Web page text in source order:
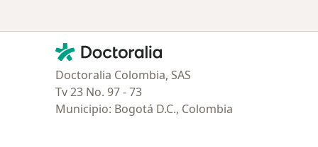
Contacto
Doctoralia - Página de inicio
Doctoralia Colombia, SAS
Tv 23 No. 97 - 73
Municipio: Bogotá D.C., Colombia